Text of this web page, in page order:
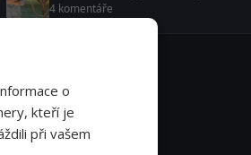
4 komentáře
o
kteří je
při vašem